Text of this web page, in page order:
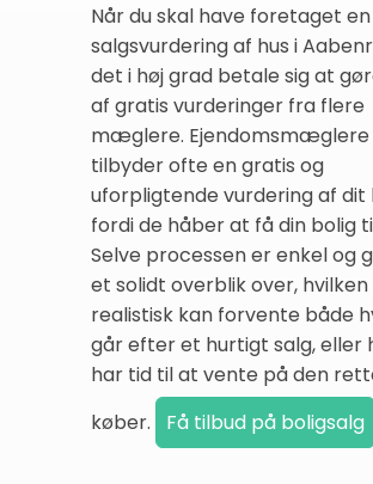
Når du skal have foretaget en
salgsvurdering af hus i
det i høj grad betale sig at
af gratis vurderinger fra flere
mæglere. Ejendomsmæglere
tilbyder ofte en gratis og
uforpligtende vurdering af dit
fordi de håber at få din bolig
Selve processen er enkel og
et solidt overblik over, hvilken
realistisk kan forvente både
går efter et hurtigt salg, eller
har tid til at vente på den
køber.